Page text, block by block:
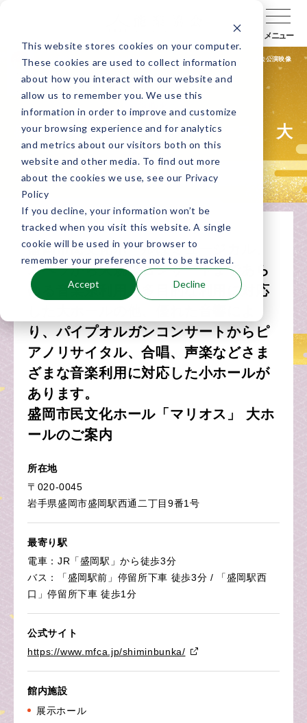
This website stores cookies on your computer.
These cookies are used to collect information
about how you interact with our website and
allow us to remember you. We use this
information in order to improve and customize
your browsing experience and for analytics
and metrics about our visitors both on this
website and other media. To find out more
about the cookies we use, see our Privacy
Policy
If you decline, your information won’t be
tracked when you visit this website. A single
cookie will be used in your browser to
remember your preference not to be tracked.
Accept Decline
メニュー
公演検索 公演会場検索 キャラバン通信 過去公演映像
盛岡市民文化ホール「マリオス」 大
ホール
盛岡市民文化ホールはミュージカル、
オペラから大規模コンサートまであら
ゆる音楽系利用、多目的な利用に対応
り、パイプオルガンコンサートからピ
アノリサイタル、合唱、声楽などさま
ざまな音楽利用に対応した小ホールが
あります。
盛岡市民文化ホール「マリオス」 大ホ
ールのご案内
所在地
〒020-0045
岩手県盛岡市盛岡駅西通二丁目9番1号
最寄り駅
電車：JR「盛岡駅」から徒歩3分
バス：「盛岡駅前」停留所下車 徒歩3分 / 「盛岡駅西
口」停留所下車 徒歩1分
公式サイト
https://www.mfca.jp/shiminbunka/
館内施設
展示ホール